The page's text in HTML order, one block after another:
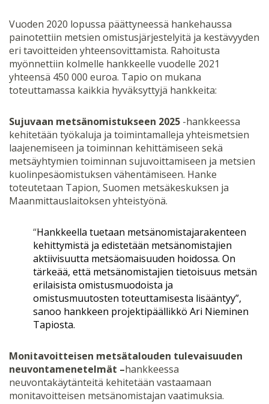
Vuoden 2020 lopussa päättyneessä hankehaussa
painotettiin metsien omistusjärjestelyitä ja kestävyyden
eri tavoitteiden yhteensovittamista. Rahoitusta
myönnettiin kolmelle hankkeelle vuodelle 2021
yhteensä 450 000 euroa. Tapio on mukana
toteuttamassa kaikkia hyväksyttyjä hankkeita:
Sujuvaan metsänomistukseen 2025 -hankkeessa
kehitetään työkaluja ja toimintamalleja yhteismetsien
laajenemiseen ja toiminnan kehittämiseen sekä
metsäyhtymien toiminnan sujuvoittamiseen ja metsien
kuolinpesäomistuksen vähentämiseen. Hanke
toteutetaan Tapion, Suomen metsäkeskuksen ja
Maanmittauslaitoksen yhteistyönä.
“Hankkeella tuetaan metsänomistajarakenteen
kehittymistä ja edistetään metsänomistajien
aktiivisuutta metsäomaisuuden hoidossa. On
tärkeää, että metsänomistajien tietoisuus metsän
erilaisista omistusmuodoista ja
omistusmuutosten toteuttamisesta lisääntyy”,
sanoo hankkeen projektipäällikkö Ari Nieminen
Tapiosta.
Monitavoitteisen metsätalouden tulevaisuuden
neuvontamenetelmät –hankkeessa
neuvontakäytänteitä kehitetään vastaamaan
monitavoitteisen metsänomistajan vaatimuksia.